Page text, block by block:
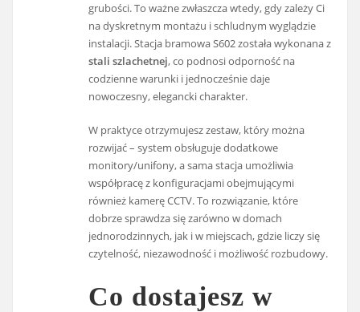
grubości. To ważne zwłaszcza wtedy, gdy zależy Ci
na dyskretnym montażu i schludnym wyglądzie
instalacji. Stacja bramowa S602 została wykonana z
stali szlachetnej, co podnosi odporność na
codzienne warunki i jednocześnie daje
nowoczesny, elegancki charakter.
W praktyce otrzymujesz zestaw, który można
rozwijać – system obsługuje dodatkowe
monitory/unifony, a sama stacja umożliwia
współpracę z konfiguracjami obejmującymi
również kamerę CCTV. To rozwiązanie, które
dobrze sprawdza się zarówno w domach
jednorodzinnych, jak i w miejscach, gdzie liczy się
czytelność, niezawodność i możliwość rozbudowy.
Co dostajesz w